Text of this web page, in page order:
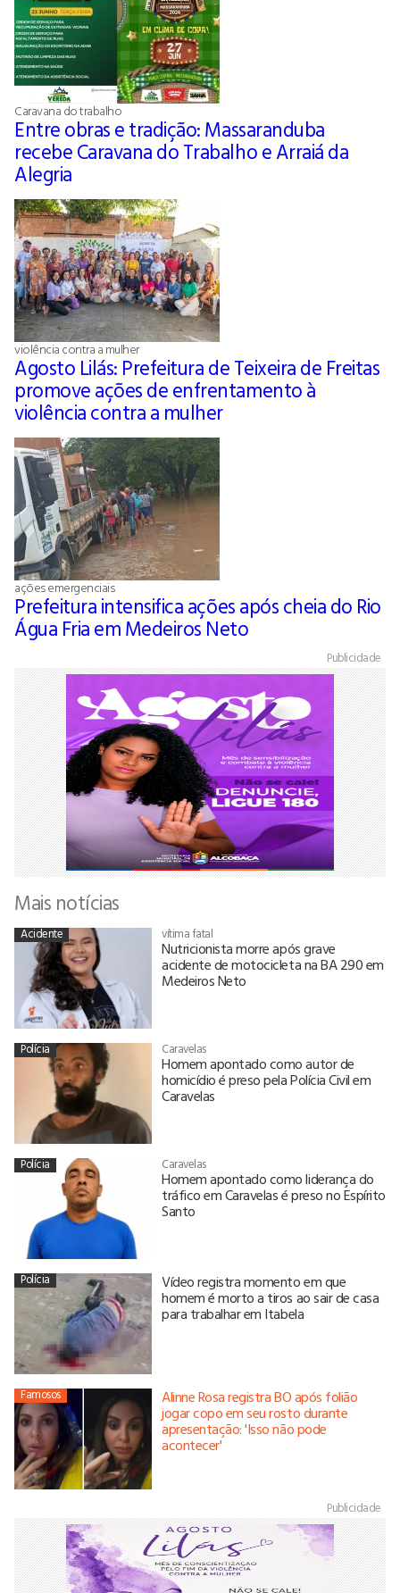
Caravana do trabalho
Entre obras e tradição: Massaranduba
recebe Caravana do Trabalho e Arraiá da
Alegria
violência contra a mulher
Agosto Lilás: Prefeitura de Teixeira de Freitas
promove ações de enfrentamento à
violência contra a mulher
ações emergenciais
Prefeitura intensifica ações após cheia do Rio
Água Fria em Medeiros Neto
Publicidade
Mais notícias
Acidente vítima fatal
Nutricionista morre após grave
acidente de motocicleta na BA 290 em
Medeiros Neto
Polícia Caravelas
Homem apontado como autor de
homicídio é preso pela Polícia Civil em
Caravelas
Polícia Caravelas
Homem apontado como liderança do
tráfico em Caravelas é preso no Espírito
Santo
Polícia Vídeo registra momento em que
homem é morto a tiros ao sair de casa
para trabalhar em Itabela
Famosos Alinne Rosa registra BO após folião
jogar copo em seu rosto durante
apresentação: 'Isso não pode
acontecer'
Publicidade